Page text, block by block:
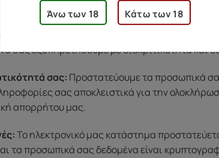
για να νιώσετε άνετα κατά την παραλαβή.
Για οποιαδήποτε απορία ή βοήθεια,
σας εξυπηρετήσουμε με διακριτικότητα και
σας: Προστατεύουμε τα προσωπικά
σας αποκλειστικά για την
απορρήτου μας.
Το ηλεκτρονικό μας κατάστημα
τα προσωπικά σας δεδομένα είναι
Άνω των 18 Κάτω των 18